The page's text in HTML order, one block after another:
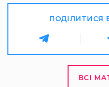
ПОДІЛИТИСЯ
ВСІ